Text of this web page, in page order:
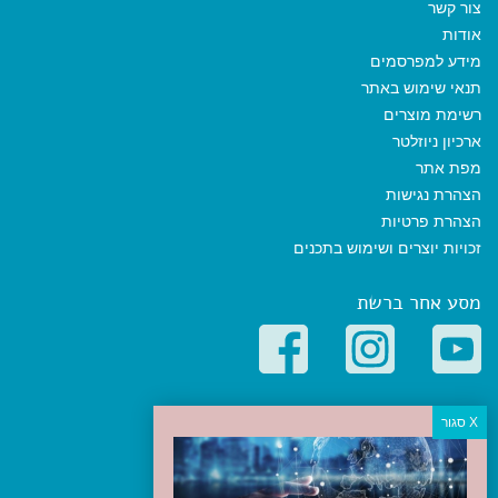
צור קשר
אודות
מידע למפרסמים
תנאי שימוש באתר
רשימת מוצרים
ארכיון ניוזלטר
מפת אתר
הצהרת נגישות
הצהרת פרטיות
זכויות יוצרים ושימוש בתכנים
מסע אחר ברשת
קטגוריות פופולריות
יעדים
טיולים בישראל